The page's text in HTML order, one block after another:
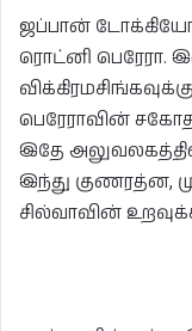
ஜப்பான்
ரொட்னி பெரேரா.
பெரேராவின்
இதே
இந்து குணரத்ன,
சில்வாவின்